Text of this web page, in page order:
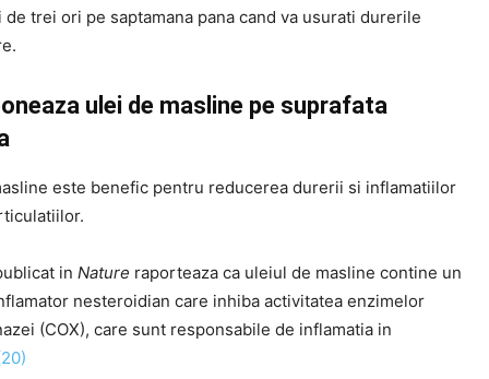
de trei ori pe saptamana pana cand va usurati durerile
ulei de masline pe suprafata
este benefic pentru reducerea durerii si inflamatiilor
in Nature raporteaza ca uleiul de masline contine un
nesteroidian care inhiba activitatea enzimelor
(COX), care sunt responsabile de inflamatia in